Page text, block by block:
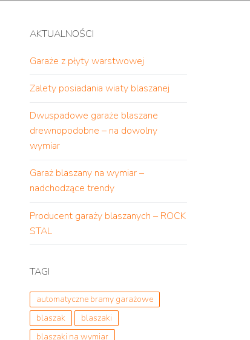
AKTUALNOŚCI
Garaże z płyty warstwowej
Zalety posiadania wiaty blaszanej
Dwuspadowe garaże blaszane
drewnopodobne – na dowolny
wymiar
Garaż blaszany na wymiar –
nadchodzące trendy
Producent garaży blaszanych – ROCK
STAL
TAGI
automatyczne bramy garażowe
blaszak
blaszaki
blaszaki na wymiar